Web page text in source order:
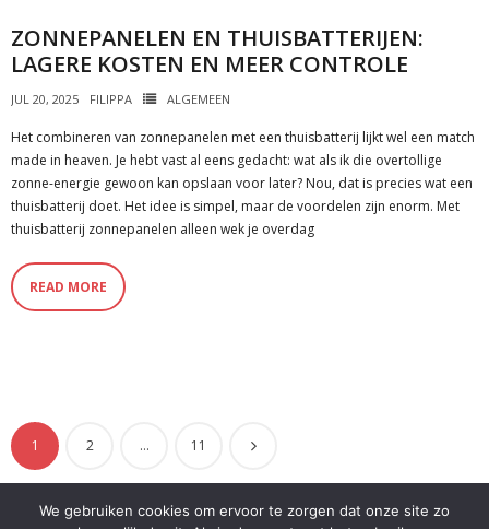
ZONNEPANELEN EN THUISBATTERIJEN:
LAGERE KOSTEN EN MEER CONTROLE
JUL 20, 2025 FILIPPA ALGEMEEN
Het combineren van zonnepanelen met een thuisbatterij lijkt wel een match
made in heaven. Je hebt vast al eens gedacht: wat als ik die overtollige
zonne-energie gewoon kan opslaan voor later? Nou, dat is precies wat een
thuisbatterij doet. Het idee is simpel, maar de voordelen zijn enorm. Met
thuisbatterij zonnepanelen alleen wek je overdag
READ MORE
1 2 … 11
We gebruiken cookies om ervoor te zorgen dat onze site zo